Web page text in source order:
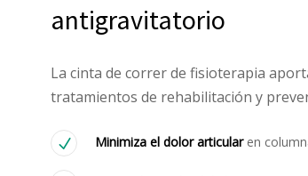
antigravitatorio
La cinta de correr de fisioterapia
tratamientos de rehabilitación y
Minimiza el dolor articularen